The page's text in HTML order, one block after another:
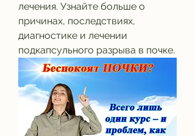
лечения. Узнайте больше о
причинах, последствиях,
диагностике и лечении
подкапсульного разрыва в почке.